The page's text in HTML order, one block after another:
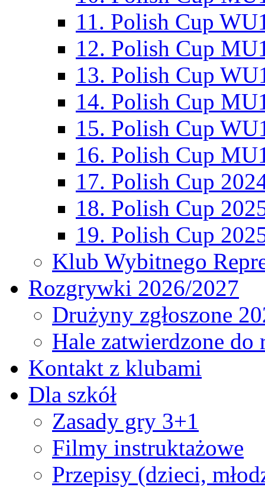
11. Polish Cup
12. Polish Cup
13. Polish Cup
14. Polish Cup
15. Polish Cup
16. Polish Cup
17. Polish Cup
18. Polish Cup
19. Polish Cup
Klub Wybitnego
Rozgrywki 2026/2027
Drużyny zgłoszone
Hale zatwierdzone
Kontakt z klubami
Dla szkół
Zasady gry 3+1
Filmy instruktażowe
Przepisy (dzieci,